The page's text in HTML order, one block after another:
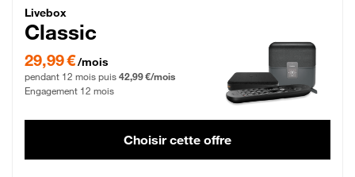
Livebox Classic Fibre
Livebox
Classic
29,99 € par mois pendant 12 mois puis 42,99 € par mois, Engagement 12 mois
29,99 €/mois
pendant 12 mois puis 42,99 €/mois
Engagement 12 mois
Choisir cette offre